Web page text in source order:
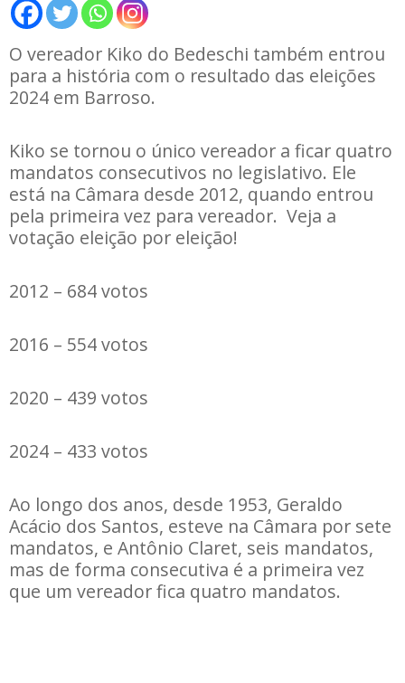
O vereador Kiko do Bedeschi também entrou
para a história com o resultado das eleições
2024 em Barroso.
Kiko se tornou o único vereador a ficar quatro
mandatos consecutivos no legislativo. Ele
está na Câmara desde 2012, quando entrou
pela primeira vez para vereador. Veja a
votação eleição por eleição!
2012 – 684 votos
2016 – 554 votos
2020 – 439 votos
2024 – 433 votos
Ao longo dos anos, desde 1953, Geraldo
Acácio dos Santos, esteve na Câmara por sete
mandatos, e Antônio Claret, seis mandatos,
mas de forma consecutiva é a primeira vez
que um vereador fica quatro mandatos.